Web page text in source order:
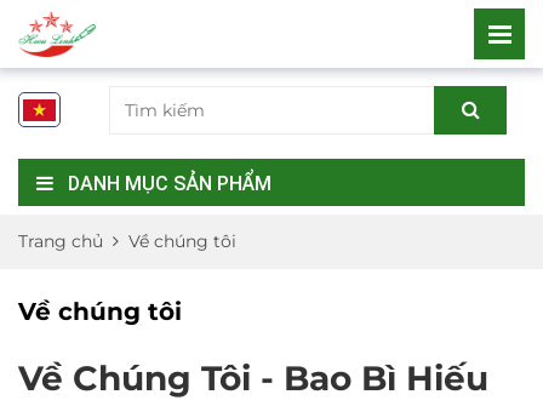
DANH MỤC SẢN PHẨM
Trang chủ Về chúng tôi
Về chúng tôi
Về Chúng Tôi - Bao Bì Hiếu